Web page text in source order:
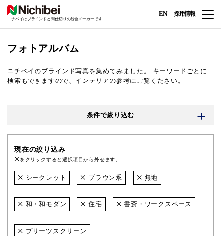
ニチベイはブラインドと間仕切りの総合メーカーです
EN 採用情報
フォトアルバム
ニチベイのブラインド写真を集めてみました。
キーワードごとに
検索もできますので、インテリアの参考にご覧ください。
条件で絞り込む
現在の絞り込み
をクリックすると選択項目から外せます。
シークレット ブラウン系 無地
和・和モダン 住宅 書斎・ワークスペース
プリーツスクリーン